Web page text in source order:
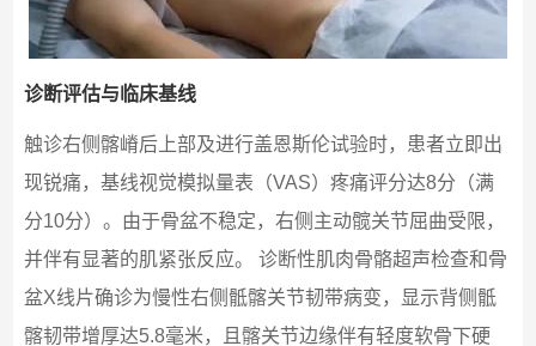
诊断评估与临床基线
触诊右侧髂嵴后上部及进行盖恩斯伦试验时，患者立即出
现锐痛，基线视觉模拟量表（VAS）疼痛评分达8分（满
分10分）。由于骨盆不稳定，右侧主动髋关节屈曲受限，
并伴有显著的肌紧张反应。 诊断性肌肉骨骼超声检查和骨
盆X线片确诊为慢性右侧骶髂关节韧带病变，显示背侧骶
髂韧带增厚达5.8毫米，且髂关节边缘伴有轻度软骨下硬